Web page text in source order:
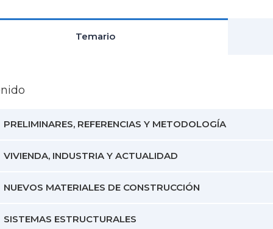
Temario
PRELIMINARES, REFERENCIAS Y METODOLOGÍA
VIVIENDA, INDUSTRIA Y ACTUALIDAD
NUEVOS MATERIALES DE CONSTRUCCIÓN
SISTEMAS ESTRUCTURALES